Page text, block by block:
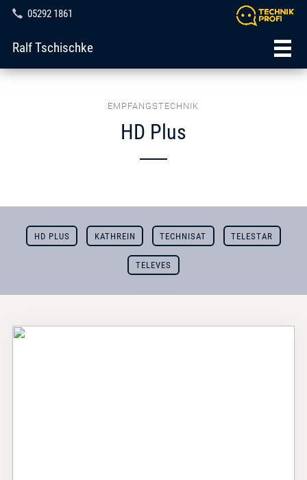
05292 1861
Ralf Tschischke
EMPFANGSTECHNIK
HD Plus
HD PLUS KATHREIN TECHNISAT TELESTAR
TELEVES